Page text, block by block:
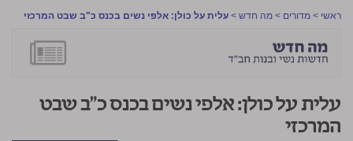
ראשי > מדורים > מה חדש > עלית על כולן: אלפי נשים בכנס כ"ב שבט המרכזי
עלית על כולן: אלפי נשים בכנס כ"ב שבט
המרכזי